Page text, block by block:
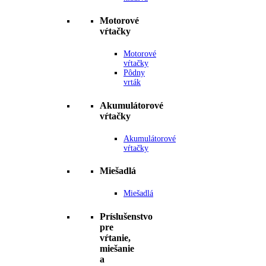
Motorové
vŕtačky
Motorové
vŕtačky
Pôdny
vrták
Akumulátorové
vŕtačky
Akumulátorové
vŕtačky
Miešadlá
Miešadlá
Príslušenstvo
pre
vŕtanie,
miešanie
a